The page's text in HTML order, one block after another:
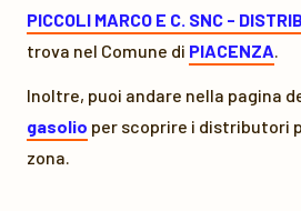
PICCOLI MARCO E C. SNC -
trova nel Comune di PIACENZA.
Inoltre, puoi andare nella pagina
gasolio per scoprire i distributori
zona.